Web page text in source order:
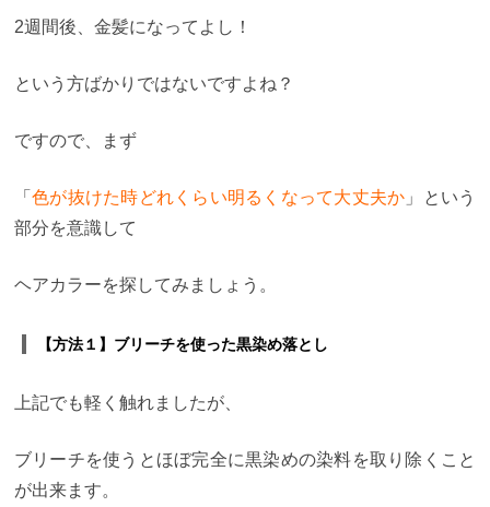
2週間後、金髪になってよし！
という方ばかりではないですよね？
ですので、まず
「色が抜けた時どれくらい明るくなって大丈夫か 」という
部分を意識して
ヘアカラーを探してみましょう。
【方法１】ブリーチを使った黒染め落とし
上記でも軽く触れましたが、
ブリーチを使うとほぼ完全に黒染めの染料を取り除くこと
が出来ます。